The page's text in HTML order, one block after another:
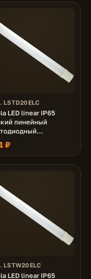
LSTD20ELC
LED linear IP65
линейный
(замена ЛПО)
220V 6500K
₽
LSTW20ELC
LED linear IP65